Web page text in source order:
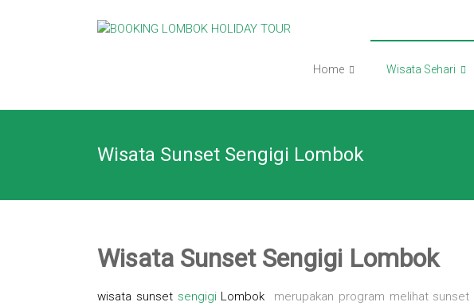
BOOKING
HOLIDAY
TOUR
Travel
Home Wisata Sehari
Wisata Sunset Sengigi Lombok
Wisata Sunset Sengigi Lombok
wisata sunset sengigiLombok
merupakan program melihat